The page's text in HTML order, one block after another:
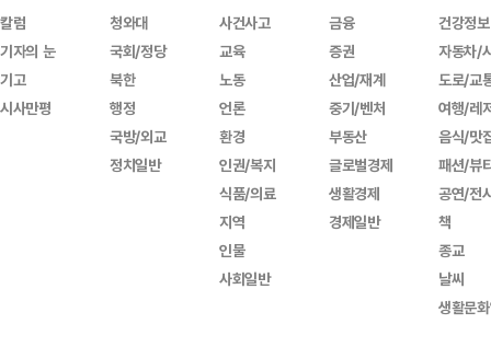
칼럼
기자의 눈
기고
시사만평
청와대
국회/정당
북한
행정
국방/외교
정치일반
사건사고
교육
노동
언론
환경
인권/복지
식품/의료
지역
인물
사회일반
금융
증권
산업/재계
중기/벤처
부동산
글로벌경제
생활경제
경제일반
건강정보
자동차/
도로/교
여행/레
음식/맛
패션/뷰
공연/전
책
종교
날씨
생활문